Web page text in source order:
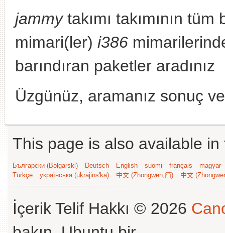
jammytakımı takımının
mimari(ler) i386
barındıran paketler aradınız
Üzgünüz, aramanız sonuç
This page is also available
Български (Bəlgarski) Deutsch English suomi français
magyar
Türkçe
українська (ukrajins'ka) 中文 (Zhongwen,简) 中文
İçerik Telif Hakkı © 2026